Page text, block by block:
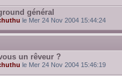
général
le Mer 24 Nov 2004 15:44:24
un rêveur ?
le Mer 24 Nov 2004 15:46:19